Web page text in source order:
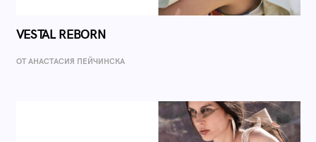
VESTAL REBORN
ОТ AНАСТАСИЯ ПЕЙЧИНСКА